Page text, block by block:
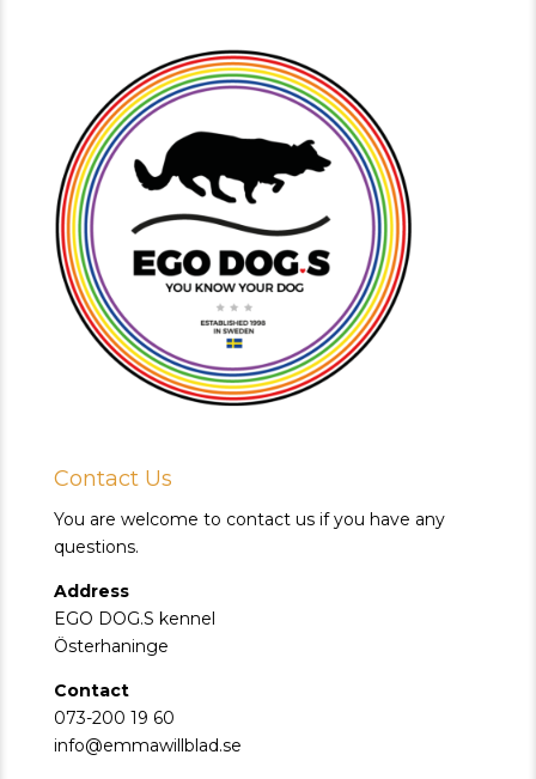
Contact Us
You are welcome to contact us if you have any
questions.
Address
EGO DOG.S kennel
Österhaninge
Contact
073-200 19 60
info@emmawillblad.se